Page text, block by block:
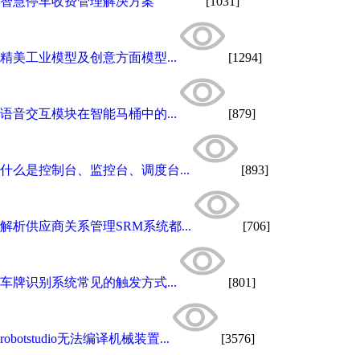
精美工业模型及创意方面模型... [1294]
语音交互模块在智能马桶中的... [879]
什么是控制台、监控台、调度台... [893]
解析供应商关系管理SRM系统都... [706]
车牌识别系统常见的触发方式... [801]
robotstudio无法编译机械装置... [3576]